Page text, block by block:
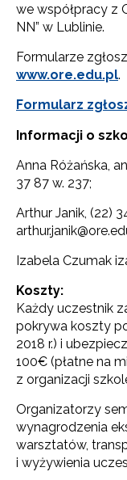
we współpracy z
NN” w Lublinie.
Formularze
www.ore.edu.pl.
Formularz
Informacji o
Anna Różańska,
37 87 w. 237;
Arthur Janik, (22)
Izabela Czumak
Koszty:
Każdy uczestnik
pokrywa koszty
2018 r.) i
100€ (płatne na
z organizacji
Organizatorzy
wynagrodzenia
warsztatów,
i wyżywienia